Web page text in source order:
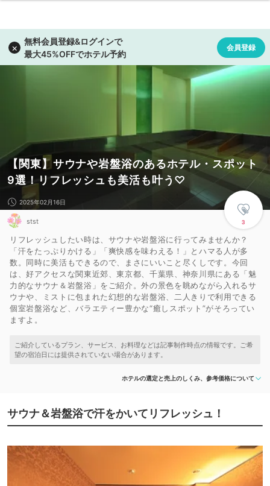
【関東】サウナや岩盤浴のあるホテル・スポット
9選！リフレッシュも美活も叶う♡
3
2025年02月16日
stst
リフレッシュしたい時は、サウナや岩盤浴に行ってみませんか？
「汗をたっぷりかける」「爽快感を味わえる！」とハマる人が多
数。同時に美活もできるので、まさにいいこと尽くしです。今回
は、好アクセスな関東近郊、東京都、千葉県、神奈川県にある「魅
力的なサウナ＆岩盤浴」をご紹介。外の景色を眺めながら入れるサ
ウナや、ミストに包まれた幻想的な岩盤浴、二人きりで利用できる
個室岩盤浴など、バラエティー豊かな“癒しスポット”がそろってい
ますよ。
ホテルの選定と売上のしくみ、参考価格について
サウナ＆岩盤浴で汗をかいてリフレッシュ！